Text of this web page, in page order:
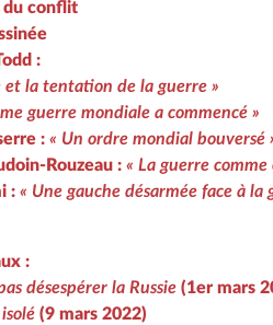
du conflit
:
et la tentation de la guerre »
guerre mondiale a commencé »
: « Un ordre mondial bouversé
Rouzeau : « La guerre
: « Une gauche désarmée face à la
:
désespérer la Russie (1er mars
(9 mars 2022)